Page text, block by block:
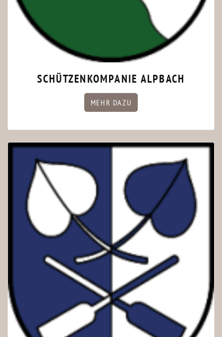
SCHÜTZENKOMPANIE ALPBACH
MEHR DAZU